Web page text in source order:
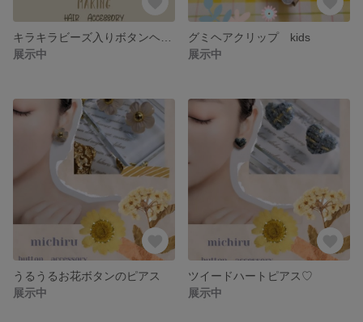
展示中
グミヘアクリップ kids
展示中
うるうるお花ボタンのピアス
展示中
ツイードハートピアス♡
展示中